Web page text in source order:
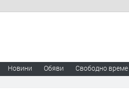
Новини Обяви Свободно време